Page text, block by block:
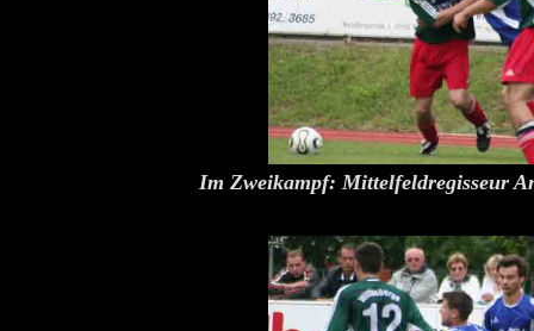
Im Zweikampf: Mittelfeldregisseur